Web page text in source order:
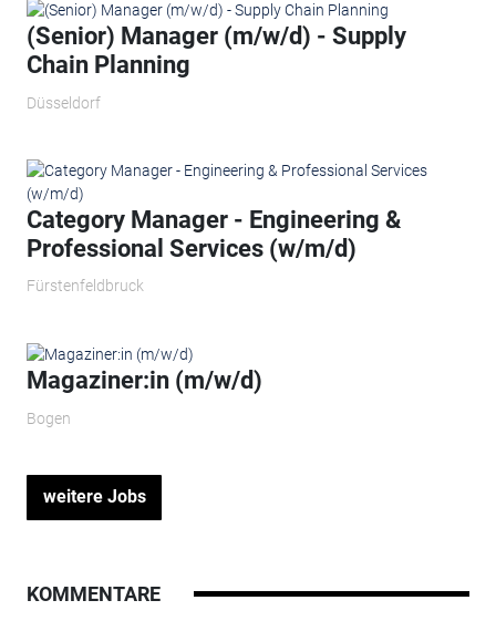
(Senior) Manager (m/w/d) - Supply
Chain Planning
Düsseldorf
Category Manager - Engineering &
Professional Services (w/m/d)
Fürstenfeldbruck
Magaziner:in (m/w/d)
Bogen
weitere Jobs
KOMMENTARE